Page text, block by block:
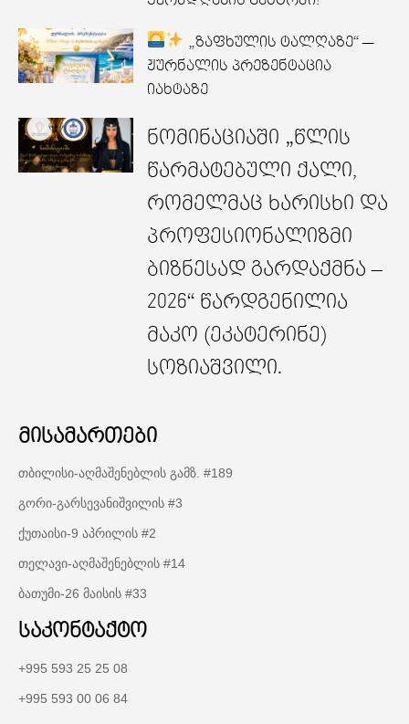
„ზაფხულის ტალღაზე“ —
ჟურნალის პრეზენტაცია
იახტაზე
ნომინაციაში „წლის
წარმატებული ქალი,
რომელმაც ხარისხი და
პროფესიონალიზმი
ბიზნესად გარდაქმნა –
2026“ წარდგენილია
მაკო (ეკატერინე)
სოზიაშვილი.
მისამართები
თბილისი-აღმაშენებლის გამზ. #189
გორი-გარსევანიშვილის #3
ქუთაისი-9 აპრილის #2
თელავი-აღმაშენებლის #14
ბათუმი-26 მაისის #33
საკონტაქტო
+995 593 25 25 08
+995 593 00 06 84